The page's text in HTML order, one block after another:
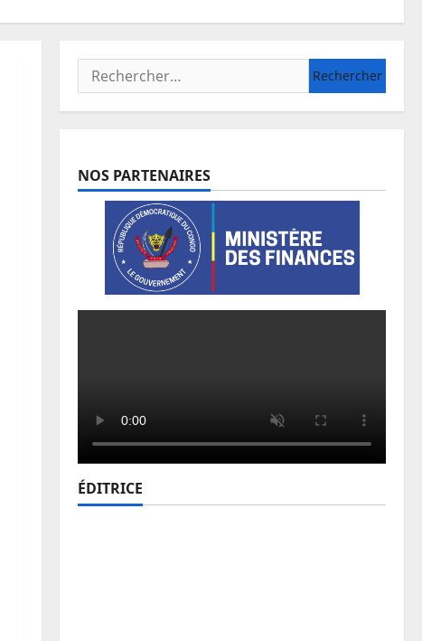
NOS PARTENAIRES
ÉDITRICE